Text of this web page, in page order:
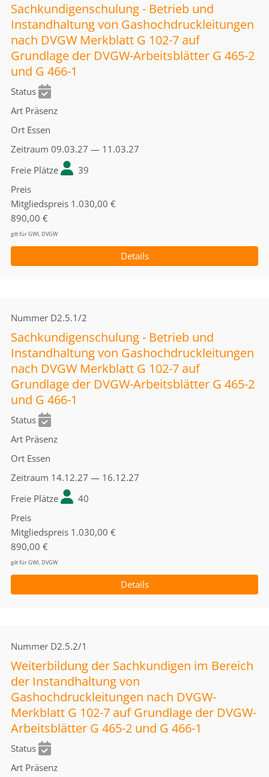
Sachkundigenschulung - Betrieb und
Instandhaltung von Gashochdruckleitungen
nach DVGW Merkblatt G 102-7 auf
Grundlage der DVGW-Arbeitsblätter G 465-2
und G 466-1
Status
Art Präsenz
Ort Essen
Zeitraum 09.03.27 — 11.03.27
Freie Plätze
39
Preis
Mitgliedspreis 1.030,00 €
890,00 €
gilt für GWI, DVGW
Details
Nummer D2.5.1/2
Sachkundigenschulung - Betrieb und
Instandhaltung von Gashochdruckleitungen
nach DVGW Merkblatt G 102-7 auf
Grundlage der DVGW-Arbeitsblätter G 465-2
und G 466-1
Status
Art Präsenz
Ort Essen
Zeitraum 14.12.27 — 16.12.27
Freie Plätze
40
Preis
Mitgliedspreis 1.030,00 €
890,00 €
gilt für GWI, DVGW
Details
Nummer D2.5.2/1
Weiterbildung der Sachkundigen im Bereich
der Instandhaltung von
Gashochdruckleitungen nach DVGW-
Merkblatt G 102-7 auf Grundlage der DVGW-
Arbeitsblätter G 465-2 und G 466-1
Status
Art Präsenz